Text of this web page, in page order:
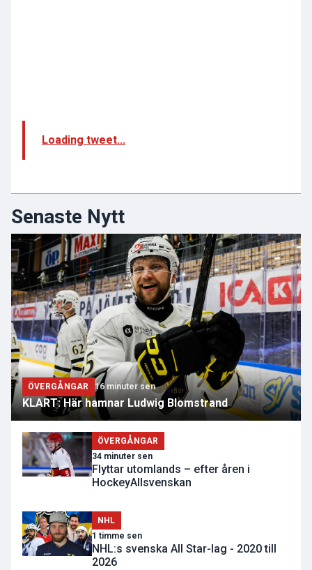
Loading tweet...
Senaste Nytt
ÖVERGÅNGAR 16 minuter sen
KLART: Här hamnar Ludwig Blomstrand
ÖVERGÅNGAR
34 minuter sen
Flyttar utomlands – efter åren i
HockeyAllsvenskan
NHL
1 timme sen
NHL:s svenska All Star-lag - 2020 till
2026